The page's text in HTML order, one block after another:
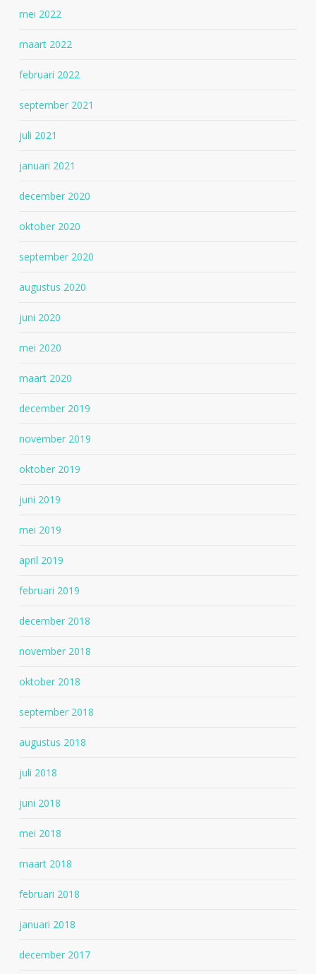
mei 2022
maart 2022
februari 2022
september 2021
juli 2021
januari 2021
december 2020
oktober 2020
september 2020
augustus 2020
juni 2020
mei 2020
maart 2020
december 2019
november 2019
oktober 2019
juni 2019
mei 2019
april 2019
februari 2019
december 2018
november 2018
oktober 2018
september 2018
augustus 2018
juli 2018
juni 2018
mei 2018
maart 2018
februari 2018
januari 2018
december 2017